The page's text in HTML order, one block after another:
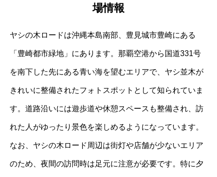
場情報
ヤシの木ロードは沖縄本島南部、豊見城市豊崎にある
「豊崎都市緑地」にあります。那覇空港から国道331号
を南下した先にある青い海を望むエリアで、ヤシ並木が
きれいに整備されたフォトスポットとして知られていま
す。道路沿いには遊歩道や休憩スペースも整備され、訪
れた人がゆったり景色を楽しめるようになっています。
なお、ヤシの木ロード周辺は街灯や店舗が少ないエリア
のため、夜間の訪問時は足元に注意が必要です。特に夕